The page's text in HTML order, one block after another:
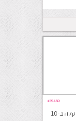
#39450
פשטידת תירס קלה ב-10